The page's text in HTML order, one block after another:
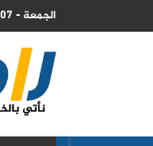
2026-08-07 - الجمعة
محمد حسن الكعابنة متوفى في